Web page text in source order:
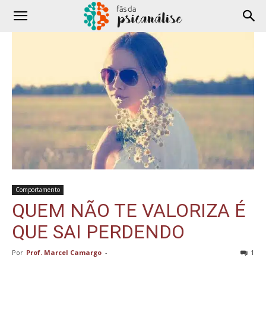
Comportamento
QUEM NÃO TE VALORIZA É
QUE SAI PERDENDO
Por Prof. Marcel Camargo - 1